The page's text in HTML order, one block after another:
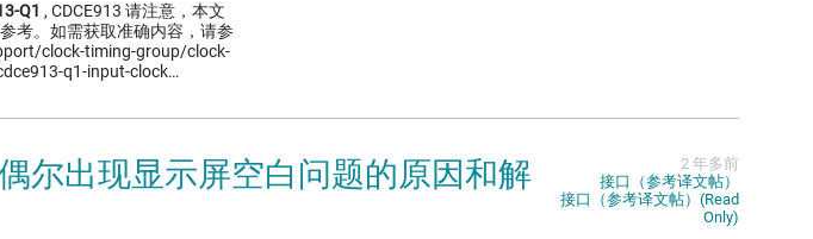
Q1 , CDCE913 请注意，本文
考。如需获取准确内容，请参
clock-timing-group/clock-
q1-input-clock…
尔出现显示屏空白问题的原因和解
2 年多前
接口（参考译文帖）
接口（参考译文帖）(Read
Only)